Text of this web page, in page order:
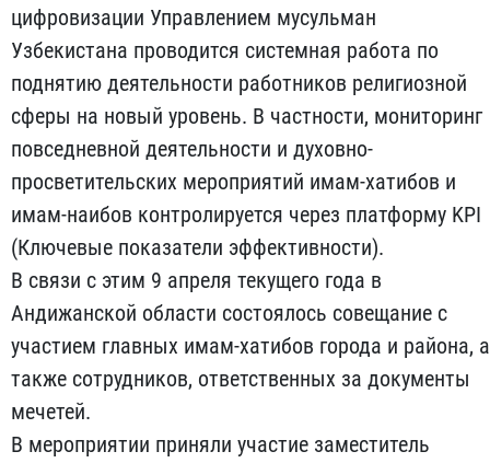
цифровизации Управлением мусульман
Узбекистана проводится системная работа по
поднятию деятельности работников религиозной
сферы на новый уровень. В частности, мониторинг
повседневной деятельности и духовно-
просветительских мероприятий имам-хатибов и
имам-наибов контролируется через платформу KPI
(Ключевые показатели эффективности).
В связи с этим 9 апреля текущего года в
Андижанской области состоялось совещание с
участием главных имам-хатибов города и района, а
также сотрудников, ответственных за документы
мечетей.
В мероприятии приняли участие заместитель